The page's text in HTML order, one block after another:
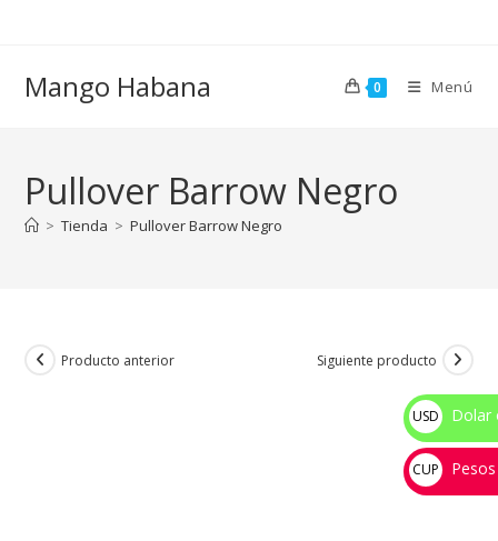
Mango Habana 0 Menú
Pullover Barrow Negro
> Tienda > Pullover Barrow Negro
Producto anterior Siguiente producto
USD
$
Dolar
CUP
💰
Pesos